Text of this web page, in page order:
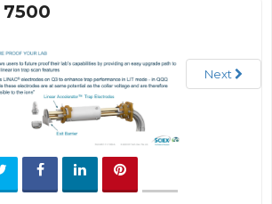
n
a
Next